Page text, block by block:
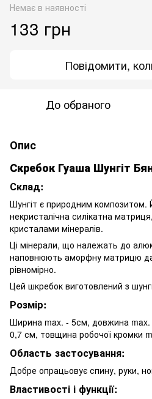
Немає в наявності
133 грн
Повідомити,
До обраного
Опис
Скребок Гуаша Шунгіт
Склад:
Шунгіт є природним композитом.
некристалічна силікатна
кристалами мінералів.
Ці мінерали, що належать до
наповнюють аморфну ​​матрицю
рівномірно.
Цей шкребок виготовлений з
Розмір:
Ширина max. - 5см, довжина
0,7 см, товщина робочої кромки
Область застосування:
Добре опрацьовує спину, руки,
Властивості і функції: